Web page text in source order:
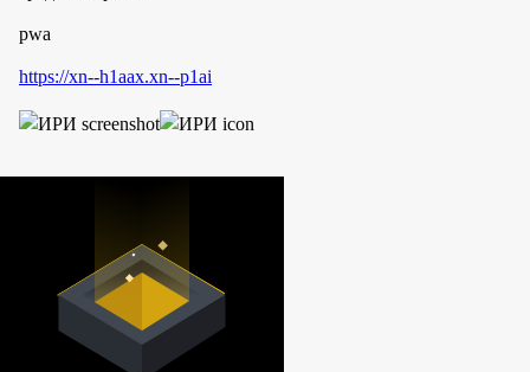
pwa
https://xn--h1aax.xn--p1ai